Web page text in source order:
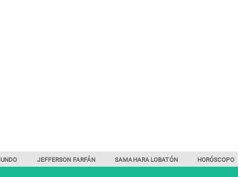
JEFFERSON FARFÁN SAMAHARA LOBATÓN HORÓSCOPO